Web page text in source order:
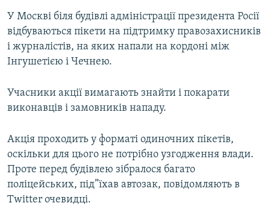
СПОРТ
УКРАЇНА
СВІТ
ТИ ЯК?
СХЕМИ
КИТАЙ.ВИКЛИКИ
ФОТО
ПОДКАСТИ
КРИМ РЕАЛІЇ
РУС
У Москві біля будівлі адміністрації президента Росії
відбуваються пікети на підтримку правозахисників
і журналістів, на яких напали на кордоні між
Інгушетією і Чечнею.
Учасники акції вимагають знайти і покарати
виконавців і замовників нападу.
Акція проходить у форматі одиночних пікетів,
оскільки для цього не потрібно узгодження влади.
Проте перед будівлею зібралося багато
поліцейських, під”їхав автозак, повідомляють в
Twitter очевидці.